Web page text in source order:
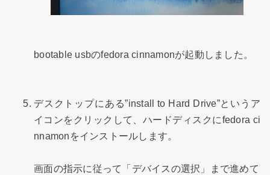
bootable usbのfedora cinnamonが起動しました。
デスクトップにある”install to Hard Drive”というア
イコンをクリックして、ハードディスクにfedora ci
nnamonをインストールします。
画面の指示に従って「デバイスの選択」まで進めて